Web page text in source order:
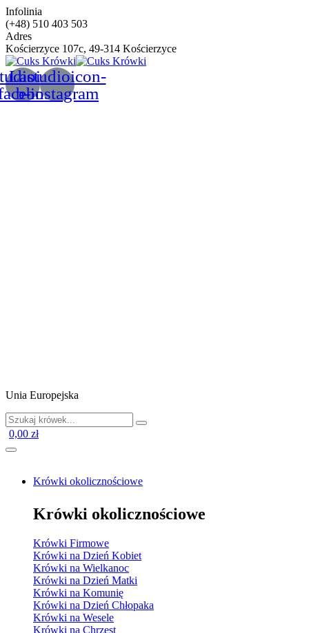
Infolinia
(+48) 510 403 503
Adres
Kościerzyce 107c, 49-314 Kościerzyce
Lastudioicon-
b-instagram
Unia Europejska
0,00 zł
Krówki okolicznościowe
Krówki okolicznościowe
Krówki Firmowe
Krówki na Dzień Kobiet
Krówki na Wielkanoc
Krówki na Dzień Matki
Krówki na Komunię
Krówki na Dzień Chłopaka
Krówki na Wesele
Krówki na Chrzest